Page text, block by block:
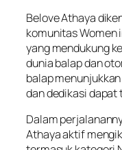
Belove Athaya
komunitas Women
yang mendukung
dunia balap dan
balap
dan dedikasi dapat
Dalam
Athaya aktif